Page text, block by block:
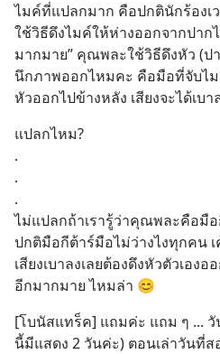
ไมค์ที่แปลกมาก คือปกตินักร้องเว
ใช้วิธีดึงไมค์ให้ห่างออกจากปาก
มากมาย” คุณพละใช้วิธีดึงหัว (
นึกภาพออกไหมคะ คือมือที่จับไ
หัวออกไปข้างหลัง เสียงจะได้เบา
แปลกไหม?
.
.
.
ไม่แปลกถ้าเรารู้ว่าคุณพละคือมื
ปกติมือกีต้าร์มือไม่ว่างไงทุกคน
เสียงเบาลงเลยต้องดึงหัวตัวเอง
อีกมากมาย ไหมล่า 😊
[โบนัสแทร็ค] แถมค่ะ แถม ๆ ... วั
นี้มีแสดง 2 วันค่ะ) ตอนเล่าวันที่ส